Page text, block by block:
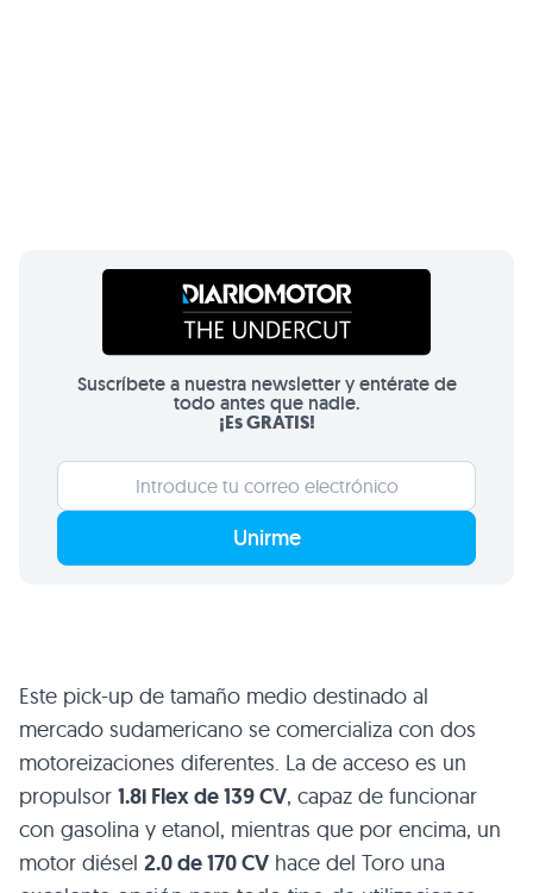
Suscríbete a nuestra newsletter y entérate de
todo antes que nadie.
¡Es GRATIS!
Unirme
Este pick-up de tamaño medio destinado al
mercado sudamericano se comercializa con dos
motoreizaciones diferentes. La de acceso es un
propulsor 1.8i Flex de 139 CV, capaz de funcionar
con gasolina y etanol, mientras que por encima, un
motor diésel 2.0 de 170 CV hace del Toro una